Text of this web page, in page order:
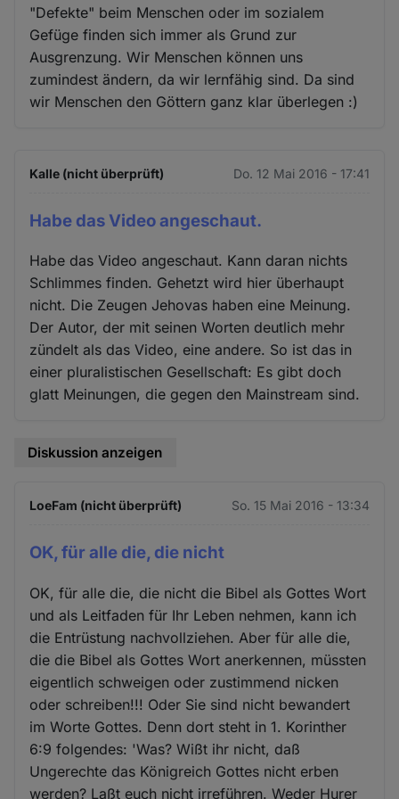
"Defekte" beim Menschen oder im sozialem
Gefüge finden sich immer als Grund zur
Ausgrenzung. Wir Menschen können uns
zumindest ändern, da wir lernfähig sind. Da sind
wir Menschen den Göttern ganz klar überlegen :)
Kalle (nicht überprüft) Do. 12 Mai 2016 - 17:41
Habe das Video angeschaut.
Habe das Video angeschaut. Kann daran nichts
Schlimmes finden. Gehetzt wird hier überhaupt
nicht. Die Zeugen Jehovas haben eine Meinung.
Der Autor, der mit seinen Worten deutlich mehr
zündelt als das Video, eine andere. So ist das in
einer pluralistischen Gesellschaft: Es gibt doch
glatt Meinungen, die gegen den Mainstream sind.
Diskussion anzeigen
LoeFam (nicht überprüft) So. 15 Mai 2016 - 13:34
OK, für alle die, die nicht
OK, für alle die, die nicht die Bibel als Gottes Wort
und als Leitfaden für Ihr Leben nehmen, kann ich
die Entrüstung nachvollziehen. Aber für alle die,
die die Bibel als Gottes Wort anerkennen, müssten
eigentlich schweigen oder zustimmend nicken
oder schreiben!!! Oder Sie sind nicht bewandert
im Worte Gottes. Denn dort steht in 1. Korinther
6:9 folgendes: 'Was? Wißt ihr nicht, daß
Ungerechte das Königreich Gottes nicht erben
werden? Laßt euch nicht irreführen. Weder Hurer